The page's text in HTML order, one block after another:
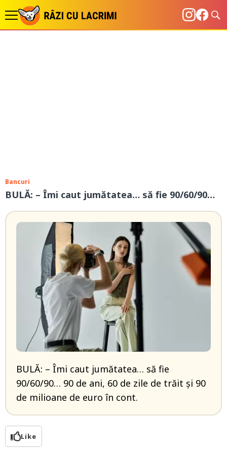
Bancuri
BULĂ: – Îmi caut jumătatea… să fie 90/60/90…
BULĂ: – Îmi caut jumătatea… să fie
90/60/90… 90 de ani, 60 de zile de trăit și 90
de milioane de euro în cont.
Like